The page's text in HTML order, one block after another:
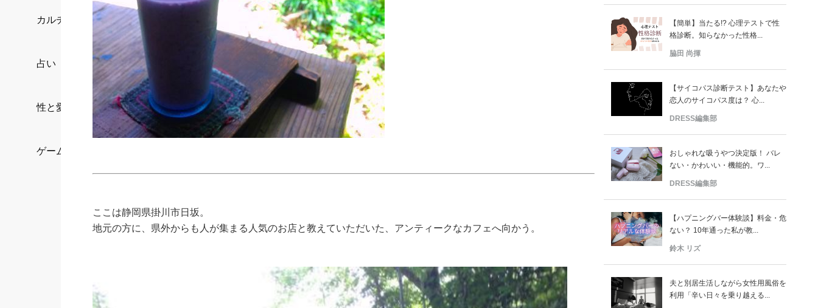
カルチャー/エンタメ
占い
性と愛
ゲーム
ここは静岡県掛川市日坂。
地元の方に、県外からも人が集まる人気のお店と教えていただいた、アンティークなカフェへ向かう。
【簡単】当たる!? 心理テストで性
格診断。知らなかった性格...
脇田 尚揮
【サイコパス診断テスト】あなたや
恋人のサイコパス度は？ 心...
DRESS編集部
おしゃれな吸うやつ決定版！ バレ
ない・かわいい・機能的。ワ...
DRESS編集部
【ハプニングバー体験談】料金・危
ない？ 10年通った私が教...
鈴木 リズ
夫と別居生活しながら女性用風俗を
利用「辛い日々を乗り越える...